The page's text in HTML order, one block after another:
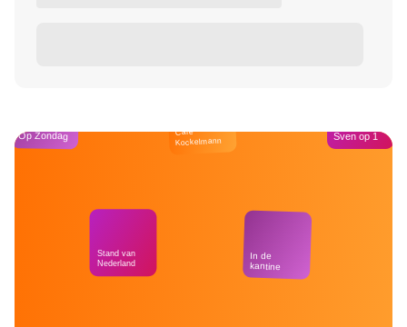
Op Zondag
Stand van
Nederland
Café
Kockelmann
In de
kantine
Sven op 1